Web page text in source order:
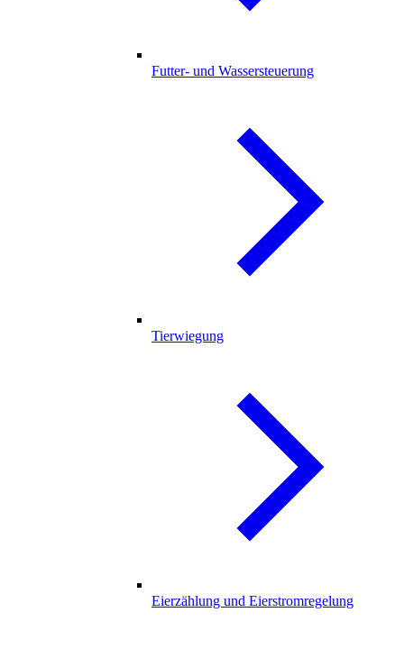
Futter- und Wassersteuerung
Tierwiegung
Eierzählung und Eierstromregelung